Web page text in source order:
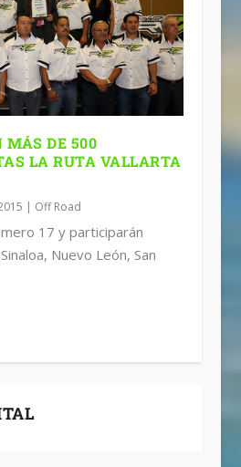
MÁS DE 500
LA RUTA VALLARTA
| Off Road
17 y participarán
Nuevo León, San